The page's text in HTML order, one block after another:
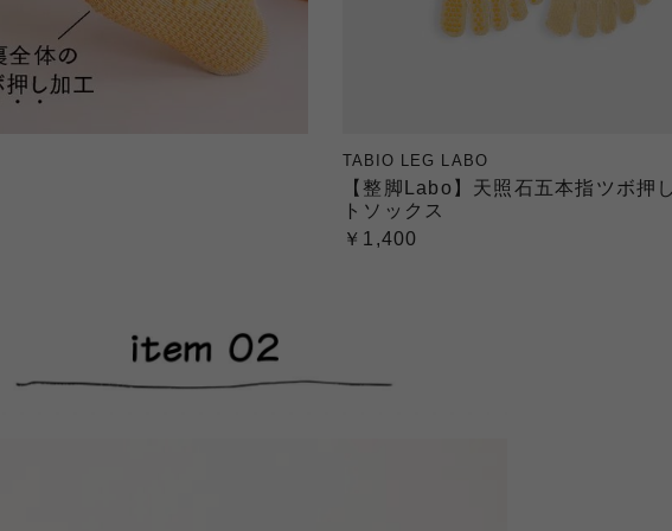
TABIO LEG LABO
【整脚Labo】天照石五本指ツボ押
トソックス
￥1,400